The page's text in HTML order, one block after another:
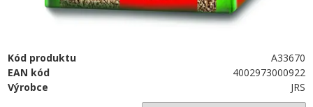
Kód produktu
A33670
EAN kód
4002973000922
Výrobce
JRS